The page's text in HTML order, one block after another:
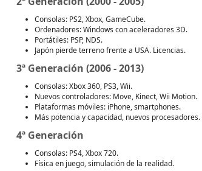
Consolas: PS2, Xbox, GameCube.
Ordenadores: Windows con aceleradores 3D.
Portátiles: PSP, NDS.
Japón pierde terreno frente a USA. Licencias.
3ª Generación (2006 - 2013)
Consolas: Xbox 360, PS3, Wii.
Nuevos controladores: Move, Kinect, Wii Motion.
Plataformas móviles: iPhone, smartphones.
Más potencia y capacidad, nuevos
4ª Generación
Consolas: PS4, Xbox 720.
Física en juego, simulación de la realidad.